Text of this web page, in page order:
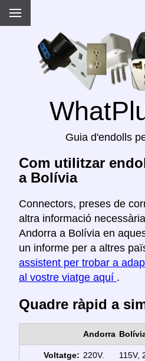
Guia d'endolls
Com utilitzar
a Bolívia
Connectors, preses de
altra informació
Andorra a Bolívia en
un informe per a altres
assistent per trobar a
al vostre viatge aquí .
Quadre ràpid a
Andorra
Voltatge: 220V. 115V,